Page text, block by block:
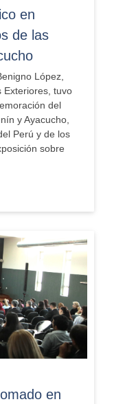
en
de las
López,
Exteriores, tuvo
del
y Ayacucho,
Perú y de los
sobre
en